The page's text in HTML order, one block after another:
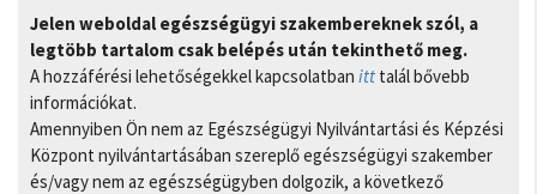
Jelen weboldal egészségügyi szakembereknek szól, a
legtöbb tartalom csak belépés után tekinthető meg.
A hozzáférési lehetőségekkel kapcsolatban itt talál bővebb
információkat.
Amennyiben Ön nem az Egészségügyi Nyilvántartási és Képzési
Központ nyilvántartásában szereplő egészségügyi szakember
és/vagy nem az egészségügyben dolgozik, a következő